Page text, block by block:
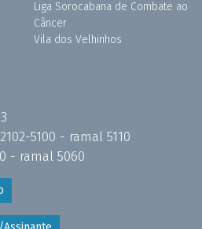
Liga Sorocabana de Combate ao
Câncer
Vila dos Velhinhos
5100 - ramal 5110
- ramal 5060